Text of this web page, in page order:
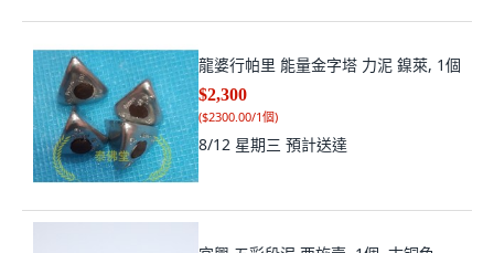
龍婆行帕里 能量金字塔 力泥 鎳萊, 1個
($2300.00/1個)
8/12 星期三
宜興 五彩段泥 西施壺, 1個, 古铜色